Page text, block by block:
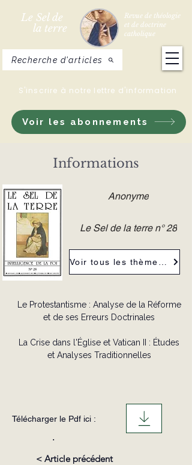
Le Sel de
la terre
Revue de théologie
et de doctrine
catholique
Voir les abonnements
S'inscrire à notre lettre d'information
Recherche d'articles
Informations
Anonyme
Le Sel de la terre n° 28
Le Protestantisme : Analyse de la Réforme
et de ses Erreurs Doctrinales
La Crise dans l'Église et Vatican II : Études
et Analyses Traditionnelles
Télécharger le Pdf ici :
.
< Article précédent